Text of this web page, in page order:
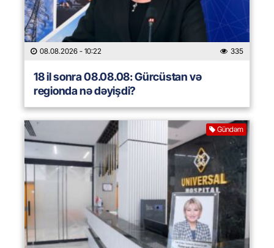
08.08.2026 - 10:22 335
18 il sonra 08.08.08: Gürcüstan və
regionda nə dəyişdi?
Gündəm